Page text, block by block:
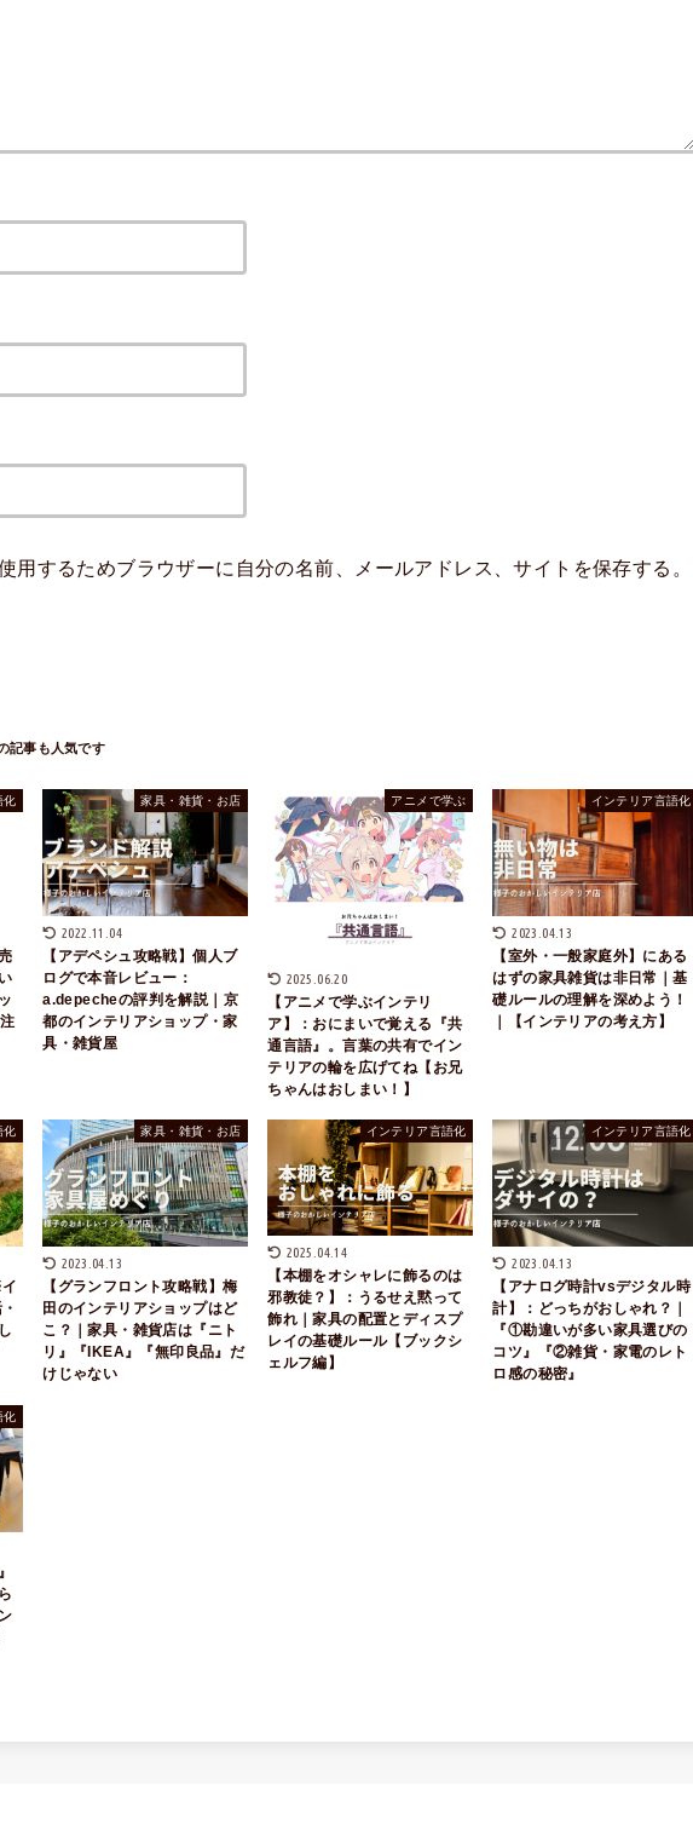
用するためブラウザーに自分の名前、メールアドレス、サイトを保存する。
化 家具・雑貨・お店
2022.11.04
【アデペシュ攻略戦】個人ブ
ログで本音レビュー：
a.depecheの評判を解説｜京
都のインテリアショップ・家
具・雑貨屋
アニメで学ぶ
2025.06.20
【アニメで学ぶインテリ
ア】：おにまいで覚える『共
通言語』。言葉の共有でイン
テリアの輪を広げてね【お兄
ちゃんはおしまい！】
インテリア言語化
2023.04.13
【室外・一般家庭外】にある
はずの家具雑貨は非日常｜基
礎ルールの理解を深めよう！
｜【インテリアの考え方】
化 家具・雑貨・お店
2023.04.13
【グランフロント攻略戦】梅
田のインテリアショップはど
こ？｜家具・雑貨店は『ニト
リ』『IKEA』『無印良品』だ
けじゃない
インテリア言語化
2025.04.14
【本棚をオシャレに飾るのは
邪教徒？】：うるせえ黙って
飾れ｜家具の配置とディスプ
レイの基礎ルール【ブックシ
ェルフ編】
インテリア言語化
2023.04.13
【アナログ時計vsデジタル時
計】：どっちがおしゃれ？｜
『①勘違いが多い家具選びの
コツ』『②雑貨・家電のレト
ロ感の秘密』
化